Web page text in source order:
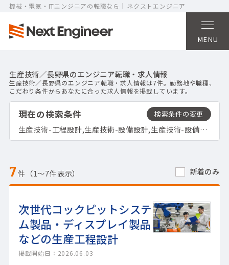
機械・電気・ITエンジニアの転職なら ネクストエンジニア
MENU
生産技術／長野県のエンジニア転職・求人情報
生産技術／長野県のエンジニア転職・求人情報は7件。勤務地や職種、
こだわり条件からあなたに合った求人情報を掲載しています。
現在の検索条件
生産技術-工程設計,生産技術-設備設計,生産技術-設備導入,生産技術-立上げ,生産技術-生産管理,生産技術-試作,生産技術-試験・評価,生産技術-歩留り改善,生産技術-設備保全,長野県
7件（1〜7件表示） 新着のみ
次世代コックピットシステ
ム製品・ディスプレイ製品
などの生産工程設計
掲載開始日：2026.06.03